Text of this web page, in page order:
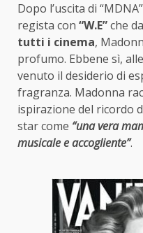
Dopo l’uscita di
regista con “W.E”che
tutti i cinema,
profumo. Ebbene sì,
venuto il desiderio di
fragranza. Madonna
ispirazione del ricordo
star come “una vera
musicale e accogliente”.